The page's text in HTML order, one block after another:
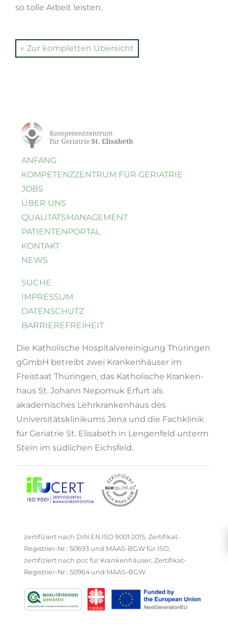
so tolle Arbeit leisten.
« Zur kompletten Übersicht
ANFANG
KOMPETENZZENTRUM FÜR GERIATRIE
JOBS
ÜBER UNS
QUALI­TÄTS­MANAGEMENT
PATIENTENPORTAL
KONTAKT
NEWS
SUCHE
IMPRESSUM
DATENSCHUTZ
BARRIEREFREIHEIT
Die Katholische Hospital­vereinigung Thüringen
gGmbH betreibt zwei Krankenhäuser im
Freistaat Thüringen, das Katholische Kranken­
haus St. Johann Nepomuk Erfurt als
akademisches Lehrkrankenhaus des
Universitätsklinikums Jena und die Fachklinik
für Geriatrie St. Elisabeth in Lengenfeld unterm
Stein im südlichen Eichsfeld.
zertifiziert nach DIN EN ISO 9001:2015, Zertifikat-
Registrier-Nr.: 50693 und MAAS-BGW für ISO,
zertifiziert nach pcc für Krankenhäuser, Zertifikat-
Registrier-Nr.: 50964 und MAAS-BGW